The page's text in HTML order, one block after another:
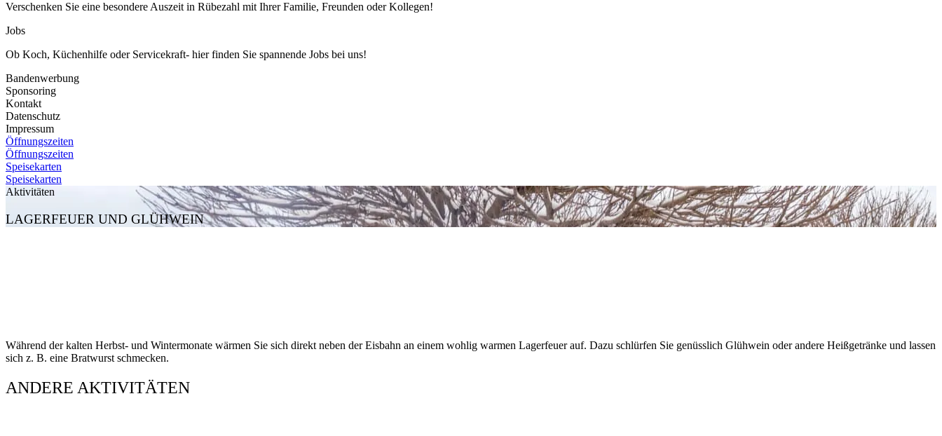
Verschenken Sie eine besondere Auszeit in Rübezahl mit Ihrer Familie, Freunden oder Kollegen!
Jobs
Ob Koch, Küchenhilfe oder Servicekraft- hier finden Sie spannende Jobs bei uns!
Bandenwerbung
Sponsoring
Kontakt
Datenschutz
Impressum
Öffnungszeiten
Öffnungszeiten
Speisekarten
Speisekarten
Aktivitäten
LAGERFEUER UND GLÜHWEIN
Während der kalten Herbst- und Wintermonate wärmen Sie sich direkt neben der Eisbahn an einem wohlig warmen Lagerfeuer auf. Dazu schlürfen Sie genüsslich Glühwein oder andere Heißgetränke und lassen
sich z. B. eine Bratwurst schmecken.
ANDERE AKTIVITÄTEN